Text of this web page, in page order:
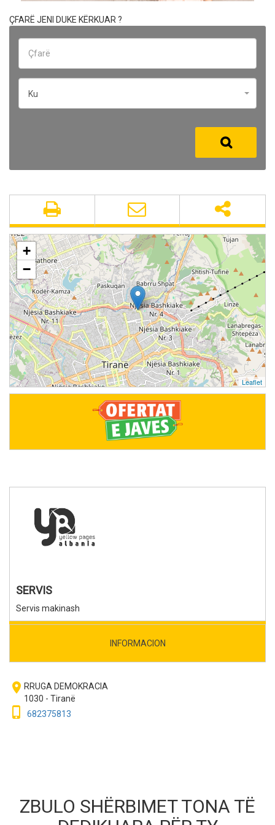
ÇFARË JENI DUKE KËRKUAR ?
Ku
SERVIS
Servis makinash
INFORMACION
room RRUGA DEMOKRACIA
1030 - Tiranë
phone_iphone 682375813
+
−
Leaflet
ZBULO SHËRBIMET TONA TË